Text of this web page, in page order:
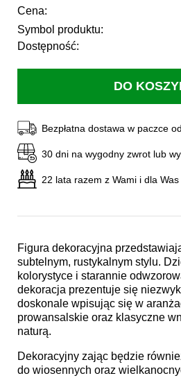
Figura dekoracyjna
subtelnym, rustykalnym stylu.
kolorystyce i starannie
dekoracja prezentuje się
doskonale wpisując się w
prowansalskie oraz klasyczne
naturą.
Dekoracyjny zając będzie
do wiosennych oraz
Cena:
Symbol produktu:
Dostępność:
Bezpłatna dostawa w paczce
30 dni na wygodny zwrot lub
22 lata razem z Wami i dla Was